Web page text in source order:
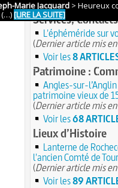
Voir les47
Services, Contacts
L'éphéméride sur
(Dernier article mis
Voir les8
Patrimoine :
Angles-sur-
patrimoine vieux de
(Dernier article mis
Voir les68
Lieux d’Histoire
Lanterne de
l'ancien Comté de
(Dernier article mis
Voir les89